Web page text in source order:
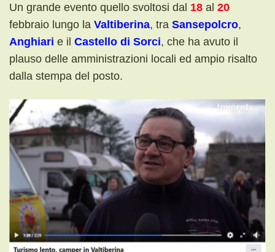
Un grande evento quello svoltosi dal 18 al 20
febbraio lungo la Valtiberina, tra Sansepolcro,
Anghiari e il Castello di Sorci, che ha avuto il
plauso delle amministrazioni locali ed ampio risalto
dalla stempa del posto.